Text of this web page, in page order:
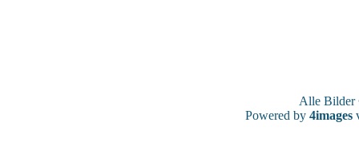
Alle
Powered by 4images